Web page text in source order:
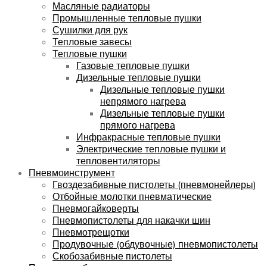
Масляные радиаторы
Промышленные тепловые пушки
Сушилки для рук
Тепловые завесы
Тепловые пушки
Газовые тепловые пушки
Дизельные тепловые пушки
Дизельные тепловые пушки
непрямого нагрева
Дизельные тепловые пушки
прямого нагрева
Инфракрасные тепловые пушки
Электрические тепловые пушки и
тепловентиляторы
Пневмоинструмент
Гвоздезабивные пистолеты (пневмонейлеры)
Отбойные молотки пневматические
Пневмогайковерты
Пневмопистолеты для накачки шин
Пневмотрещотки
Продувочные (обдувочные) пневмопистолеты
Скобозабивные пистолеты